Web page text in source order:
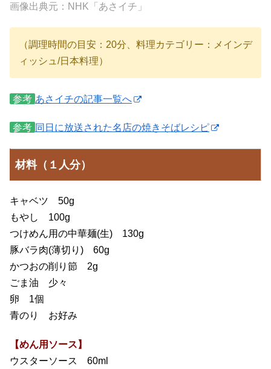
画像出典元：NHK「あさイチ」
（調理時間の目安：20分、料理カテゴリー：メインデ
ィッシュ/日本料理）
参考 あさイチの記事一覧へ
参考 同日に放送された名店の焼きそばレシピ
材料（１人分）
キャベツ 50g
もやし 100g
つけめん用の中華麺(生) 130g
豚バラ肉(薄切り) 60g
かつおの削り節 2g
ごま油 少々
卵 1個
青のり お好み
【めん用ソース】
ウスターソース 60ml